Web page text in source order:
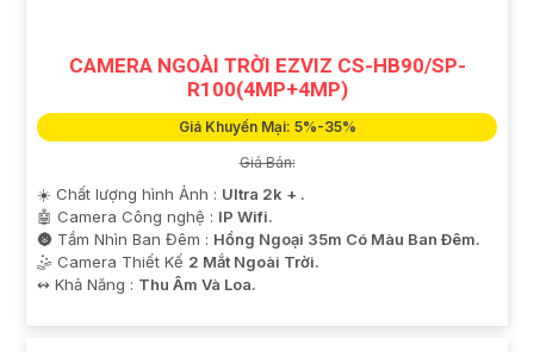
CAMERA NGOÀI TRỜI EZVIZ CS-HB90/SP-
R100(4MP+4MP)
Giá Khuyến Mại: 5%-35%
Giá Bán:
☀️ Chất lượng hình Ảnh : Ultra 2k + .
🤖️ Camera Công nghệ : IP Wifi.
🌚 Tầm Nhìn Ban Đêm : Hồng Ngoại 35m Có Màu Ban Ðêm.
🤹 Camera Thiết Kế 2 Mắt Ngoài Trời.
️↭ Khả Năng : Thu Âm Và Loa.